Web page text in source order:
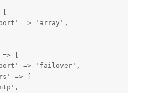
[
=> 'array',
=> [
=> 'failover',
=> [